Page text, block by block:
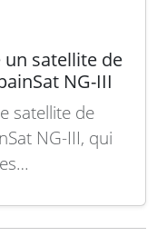
un satellite de
NG-III
satellite de
NG-III, qui
Ce